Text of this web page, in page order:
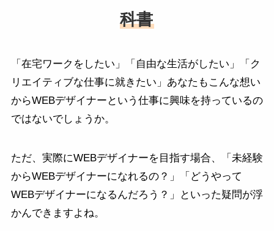
科書
「在宅ワークをしたい」「自由な生活がしたい」「ク
リエイティブな仕事に就きたい」あなたもこんな想い
からWEBデザイナーという仕事に興味を持っているの
ではないでしょうか。
ただ、実際にWEBデザイナーを目指す場合、「未経験
からWEBデザイナーになれるの？」「どうやって
WEBデザイナーになるんだろう？」といった疑問が浮
かんできますよね。